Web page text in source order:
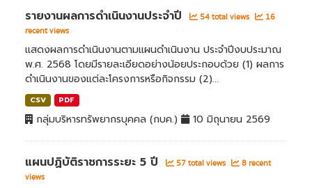
รายงานผลการดำเนินงานประจำปี 54 total views
16
recent views
แสดงผลการดำเนินงานตามแผนดำเนินงาน ประจำปีงบประมาณ
พ.ศ. 2568 โดยมีรายละเอียดอย่างน้อยประกอบด้วย (1) ผลการ
ดำเนินงานของแต่ละโครงการหรือกิจกรรม (2)...
CSV PDF
กลุ่มบริหารทรัพยากรบุคคล (กบค.) 10 มิถุนายน 2569
แผนปฏิบัติราชการระยะ 5 ปี 57 total views
8 recent
views